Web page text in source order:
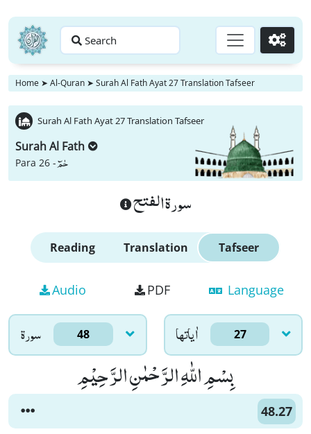
Search Go
Home ➤ Al-Quran ➤ Surah Al Fath Ayat 27 Translation Tafseer
Surah Al Fath Ayat 27 Translation Tafseer
Surah Al Fath
Para 26 -حٰمٓ
سورة الفتح
Reading Translation Tafseer
Audio PDF Language
سورۃ 48 اٰياتها 27
بِسْمِ اللّٰهِ الرَّحْمٰنِ الرَّحِیْمِ
48.27